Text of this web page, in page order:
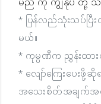
* ပြန်လည်သုံးသပ်ပြီ
မယ်။
* ကုမ္ပဏီက ညွှန်းထား
* လျော်ကြေးပေးဖို့
အသေးစိတ်အချက်အ